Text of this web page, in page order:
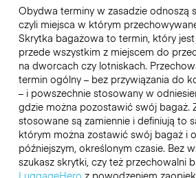
Obydwa terminy w zasadzie odnoszą
czyli miejsca w którym
Skrytka bagażowa to termin, który
przede wszystkim z miejscem do
na dworcach czy lotniskach.
termin ogólny – bez przywiązania do
– i powszechnie stosowany w
gdzie można pozostawić swój bagaż.
stosowane są zamiennie i definiują to
którym można zostawić swój bagaż i
późniejszym, określonym czasie. Bez
szukasz skrytki, czy też przechowalni